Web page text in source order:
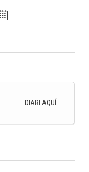
DIARI AQUÍ